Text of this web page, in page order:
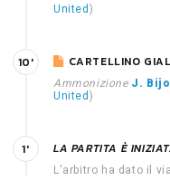
United )
CARTELLINO
Ammonizione J. Bijol
United )
10'
LA PARTITA È
L'arbitro ha dato il
1'